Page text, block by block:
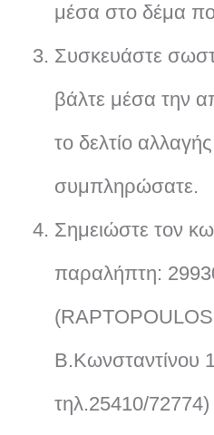
μέσα στο δέμα
Συσκευάστε
βάλτε μέσα την
το δελτίο
συμπληρώσατε.
Σημειώστε τον
παραλήπτη:
Β.Κωνσταντίνου
τηλ.25410/72774)